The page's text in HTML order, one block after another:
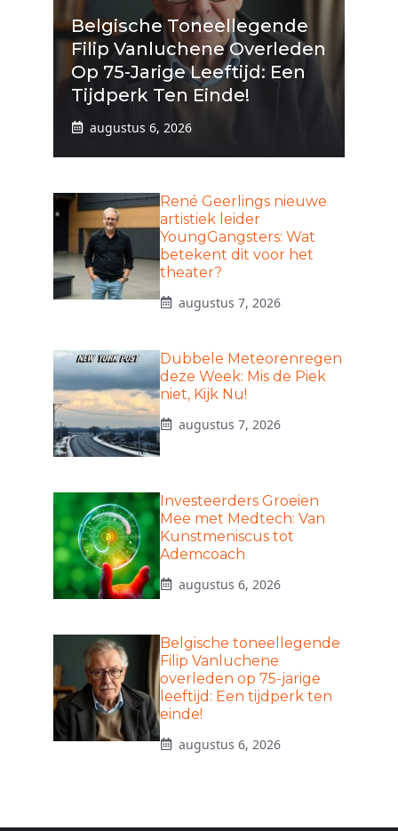
Belgische Toneellegende
Filip Vanluchene Overleden
Op 75-Jarige Leeftijd: Een
Tijdperk Ten Einde!
augustus 6, 2026
René Geerlings nieuwe
artistiek leider
YoungGangsters: Wat
betekent dit voor het
theater?
augustus 7, 2026
Dubbele Meteorenregen
deze Week: Mis de Piek
niet, Kijk Nu!
augustus 7, 2026
Investeerders Groeien
Mee met Medtech: Van
Kunstmeniscus tot
Ademcoach
augustus 6, 2026
Belgische toneellegende
Filip Vanluchene
overleden op 75-jarige
leeftijd: Een tijdperk ten
einde!
augustus 6, 2026